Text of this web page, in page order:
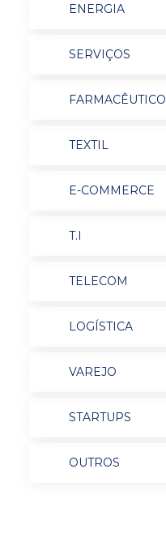
ENERGIA
SERVIÇOS
FARMACÊUTICO
TEXTIL
E-COMMERCE
T.I
TELECOM
LOGÍSTICA
VAREJO
STARTUPS
OUTROS